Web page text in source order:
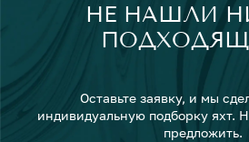
НЕ НАШЛИ
Оставьте заявку, и мы
индивидуальную подборку яхт.
предложить.